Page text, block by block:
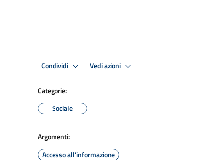
Condividi Vedi azioni
Categorie:
Sociale
Argomenti:
Accesso all'informazione